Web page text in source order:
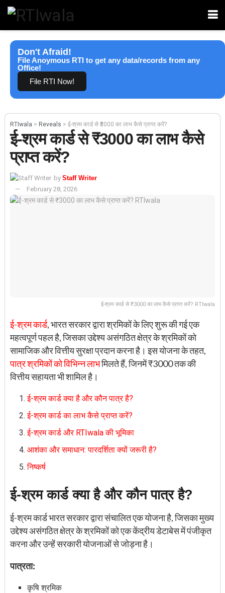
Don't Afraid!
File Anoymous RTI to get any data/records from any
Office!
File RTI Now!
RTIwala > Reveals > ई-श्रम कार्ड से ₹3000 का लाभ कैसे प्राप्त करें?
ई-श्रम कार्ड से ₹3000 का लाभ कैसे
प्राप्त करें?
by Staff Writer
February 28, 2026
ई-श्रम कार्ड से ₹3000 का लाभ कैसे प्राप्त करें? RTIwala
ई-श्रम कार्ड, भारत सरकार द्वारा श्रमिकों के लिए शुरू की गई एक
महत्वपूर्ण पहल है, जिसका उद्देश्य असंगठित क्षेत्र के श्रमिकों को
सामाजिक और वित्तीय सुरक्षा प्रदान करना है। इस योजना के तहत,
पात्र श्रमिकों को विभिन्न लाभमिलते हैं, जिनमें ₹3000 तक की
वित्तीय सहायता भी शामिल है।
ई-श्रम कार्ड क्या है और कौन पात्र है?
ई-श्रम कार्ड का लाभ कैसे प्राप्त करें?
ई-श्रम कार्ड और RTIwala की भूमिका
आशंका और समाधान: पारदर्शिता क्यों जरूरी है?
निष्कर्ष
ई-श्रम कार्ड क्या है और कौन पात्र है?
ई-श्रम कार्ड भारत सरकार द्वारा संचालित एक योजना है, जिसका मुख्य
उद्देश्य असंगठित क्षेत्र के श्रमिकों को एक केंद्रीय डेटाबेस में पंजीकृत
करना और उन्हें सरकारी योजनाओं से जोड़ना है।
पात्रता:
कृषि श्रमिक